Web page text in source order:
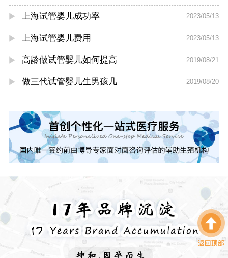
上海试管婴儿成功率 2023/05/13
上海试管婴儿费用 2023/05/13
高龄做试管婴儿如何提高 2019/08/21
做三代试管婴儿生男孩几 2019/08/20